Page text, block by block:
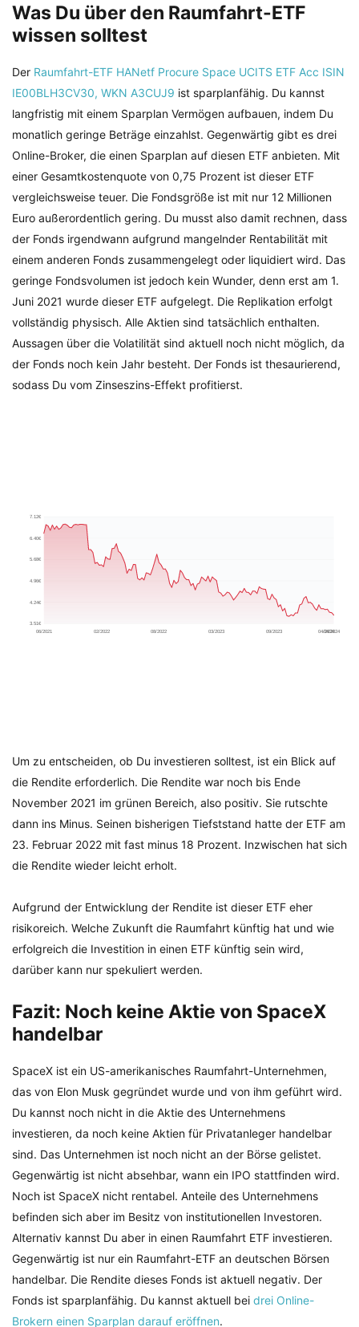
Was Du über den Raumfahrt-ETF
wissen solltest
Der Raumfahrt-ETF HANetf Procure Space UCITS ETF Acc ISIN
IE00BLH3CV30, WKN A3CUJ9 ist sparplanfähig. Du kannst
langfristig mit einem Sparplan Vermögen aufbauen, indem Du
monatlich geringe Beträge einzahlst. Gegenwärtig gibt es drei
Online-Broker, die einen Sparplan auf diesen ETF anbieten. Mit
einer Gesamtkostenquote von 0,75 Prozent ist dieser ETF
vergleichsweise teuer. Die Fondsgröße ist mit nur 12 Millionen
Euro außerordentlich gering. Du musst also damit rechnen, dass
der Fonds irgendwann aufgrund mangelnder Rentabilität mit
einem anderen Fonds zusammengelegt oder liquidiert wird. Das
geringe Fondsvolumen ist jedoch kein Wunder, denn erst am 1.
Juni 2021 wurde dieser ETF aufgelegt. Die Replikation erfolgt
vollständig physisch. Alle Aktien sind tatsächlich enthalten.
Aussagen über die Volatilität sind aktuell noch nicht möglich, da
der Fonds noch kein Jahr besteht. Der Fonds ist thesaurierend,
sodass Du vom Zinseszins-Effekt profitierst.
Um zu entscheiden, ob Du investieren solltest, ist ein Blick auf
die Rendite erforderlich. Die Rendite war noch bis Ende
November 2021 im grünen Bereich, also positiv. Sie rutschte
dann ins Minus. Seinen bisherigen Tiefststand hatte der ETF am
23. Februar 2022 mit fast minus 18 Prozent. Inzwischen hat sich
die Rendite wieder leicht erholt.
Aufgrund der Entwicklung der Rendite ist dieser ETF eher
risikoreich. Welche Zukunft die Raumfahrt künftig hat und wie
erfolgreich die Investition in einen ETF künftig sein wird,
darüber kann nur spekuliert werden.
Fazit: Noch keine Aktie von SpaceX
handelbar
SpaceX ist ein US-amerikanisches Raumfahrt-Unternehmen,
das von Elon Musk gegründet wurde und von ihm geführt wird.
Du kannst noch nicht in die Aktie des Unternehmens
investieren, da noch keine Aktien für Privatanleger handelbar
sind. Das Unternehmen ist noch nicht an der Börse gelistet.
Gegenwärtig ist nicht absehbar, wann ein IPO stattfinden wird.
Noch ist SpaceX nicht rentabel. Anteile des Unternehmens
befinden sich aber im Besitz von institutionellen Investoren.
Alternativ kannst Du aber in einen Raumfahrt ETF investieren.
Gegenwärtig ist nur ein Raumfahrt-ETF an deutschen Börsen
handelbar. Die Rendite dieses Fonds ist aktuell negativ. Der
Fonds ist sparplanfähig. Du kannst aktuell bei drei Online-
Brokern einen Sparplan darauf eröffnen.